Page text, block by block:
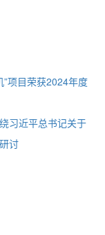
项目荣获2024年度
习近平总书记关于
讨